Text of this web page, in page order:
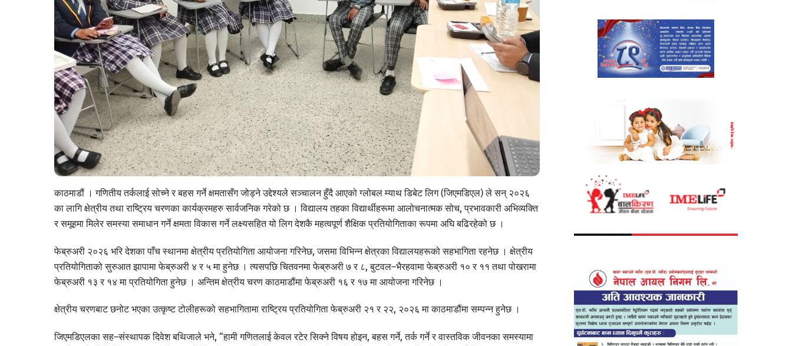
काठमाडौं । गणितीय तर्कलाई सोच्ने र बहस गर्ने क्षमतासँग जोड्ने उद्देश्यले सञ्चालन हुँदै आएको ग्लोबल म्याथ डिबेट लिग (जिएमडिएल) ले सन् २०२६
का लागि क्षेत्रीय तथा राष्ट्रिय चरणका कार्यक्रमहरु सार्वजनिक गरेको छ । विद्यालय तहका विद्यार्थीहरूमा आलोचनात्मक सोच, प्रभावकारी अभिव्यक्ति
र समूहमा मिलेर समस्या समाधान गर्ने क्षमता विकास गर्ने लक्ष्यसहित यो लिग देशकै महत्वपूर्ण शैक्षिक प्रतियोगिताका रूपमा अघि बढिरहेको छ ।
फेब्रुअरी २०२६ भरि देशका पाँच स्थानमा क्षेत्रीय प्रतियोगिता आयोजना गरिनेछ, जसमा विभिन्न क्षेत्रका विद्यालयहरूको सहभागिता रहनेछ । क्षेत्रीय
प्रतियोगिताको सुरुआत झापामा फेब्रुअरी ४ र ५ मा हुनेछ । त्यसपछि चितवनमा फेब्रुअरी ७ र ८, बुटवल–भैरहवामा फेब्रुअरी १० र ११ तथा पोखरामा
फेब्रुअरी १३ र १४ मा प्रतियोगिता हुनेछ । अन्तिम क्षेत्रीय चरण काठमाडौंमा फेब्रुअरी १६ र १७ मा आयोजना गरिनेछ ।
क्षेत्रीय चरणबाट छनोट भएका उत्कृष्ट टोलीहरूको सहभागितामा राष्ट्रिय प्रतियोगिता फेब्रुअरी २१ र २२, २०२६ मा काठमाडौंमा सम्पन्न हुनेछ ।
जिएमडिएलका सह–संस्थापक दिवेश बथिजाले भने, “हामी गणितलाई केवल रटेर सिक्ने विषय होइन, बहस गर्ने, तर्क गर्ने र वास्तविक जीवनका समस्यामा